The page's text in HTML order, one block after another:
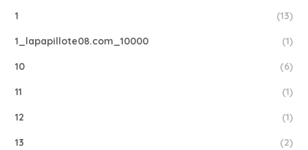
1 (13)
1_lapapillote08.com_10000 (1)
10 (6)
11 (1)
12 (1)
13 (2)